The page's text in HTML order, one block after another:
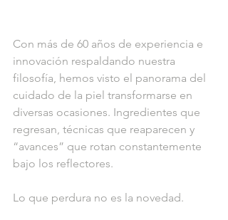
Con más de 60 años de experiencia e
innovación respaldando nuestra
filosofía, hemos visto el panorama del
cuidado de la piel transformarse en
diversas ocasiones. Ingredientes que
regresan, técnicas que reaparecen y
“avances” que rotan constantemente
bajo los reflectores.
Lo que perdura no es la novedad.